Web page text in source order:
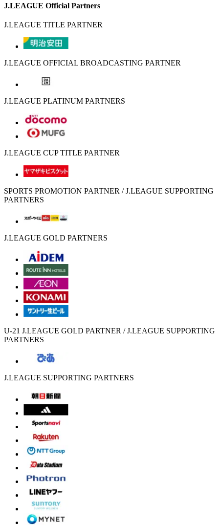
J.LEAGUE Official Partners
J.LEAGUE TITLE PARTNER
J.LEAGUE OFFICIAL BROADCASTING PARTNER
J.LEAGUE PLATINUM PARTNERS
J.LEAGUE CUP TITLE PARTNER
SPORTS PROMOTION PARTNER / J.LEAGUE SUPPORTING
PARTNERS
J.LEAGUE GOLD PARTNERS
U-21 J.LEAGUE GOLD PARTNER / J.LEAGUE SUPPORTING
PARTNERS
J.LEAGUE SUPPORTING PARTNERS